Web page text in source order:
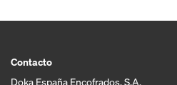
Contacto
Doka España Encofrados, S.A.